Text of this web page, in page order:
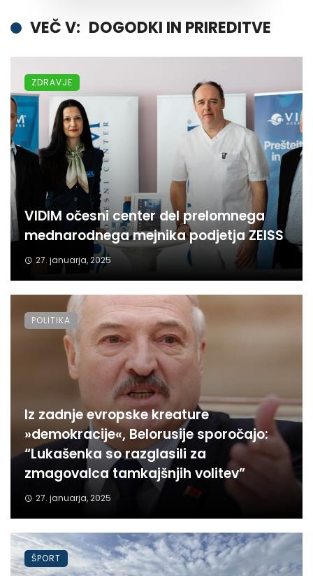
VEČ V: DOGODKI IN PRIREDITVE
VIDIM očesni center del prelomnega
mednarodnega mejnika podjetja ZEISS
27. januarja, 2025
ZDRAVJE
Iz zadnje evropske kreature
»demokracije«, Belorusije sporočajo:
“Lukašenka so razglasili za
zmagovalca tamkajšnjih volitev”
27. januarja, 2025
POLITIKA
ŠPORT